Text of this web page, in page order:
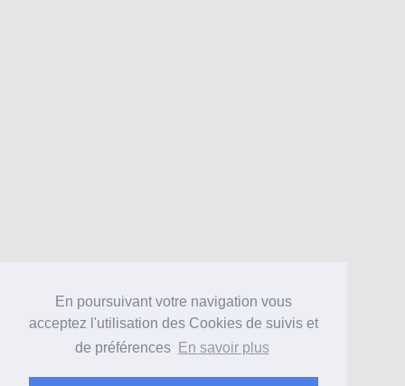
En poursuivant votre navigation vous
acceptez l'utilisation des Cookies de suivis et
de préférences
En savoir plus